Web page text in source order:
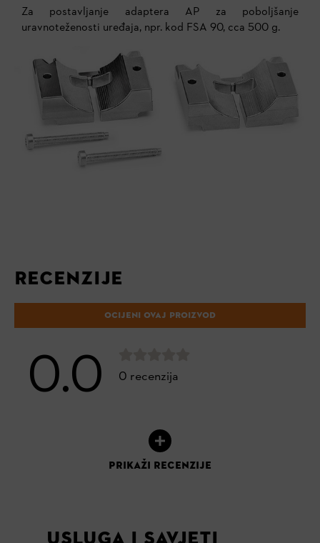
Za postavljanje adaptera AP za poboljšanje
uravnoteženosti uređaja, npr. kod FSA 90, cca 500 g.
RECENZIJE
OCIJENI OVAJ PROIZVOD
0.0 0 recenzija
PRIKAŽI RECENZIJE